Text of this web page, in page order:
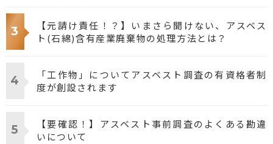
【元請け責任！？】いまさら聞けない、アスベス
ト(石綿)含有産業廃棄物の処理方法とは？
「工作物」についてアスベスト調査の有資格者制
度が創設されます
【要確認！】アスベスト事前調査のよくある勘違
いについて